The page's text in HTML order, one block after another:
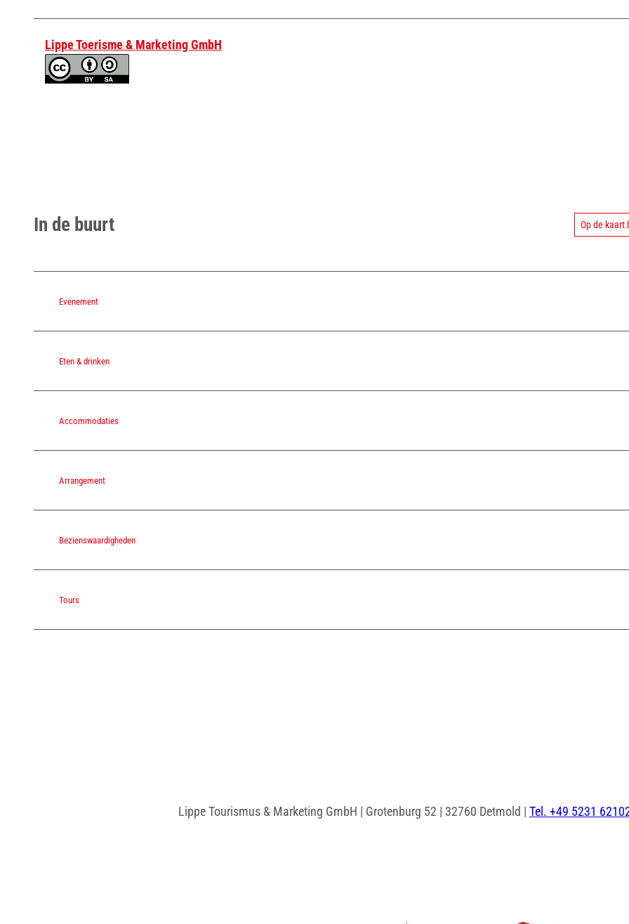
Lippe Toerisme & Marketing GmbH
In de buurt Op de kaart
Evenement
Eten & drinken
Accommodaties
Arrangement
Bezienswaardigheden
Tours
Lippe Tourismus & Marketing GmbH | Grotenburg 52 | 32760 Detmold | Tel. +49 5231